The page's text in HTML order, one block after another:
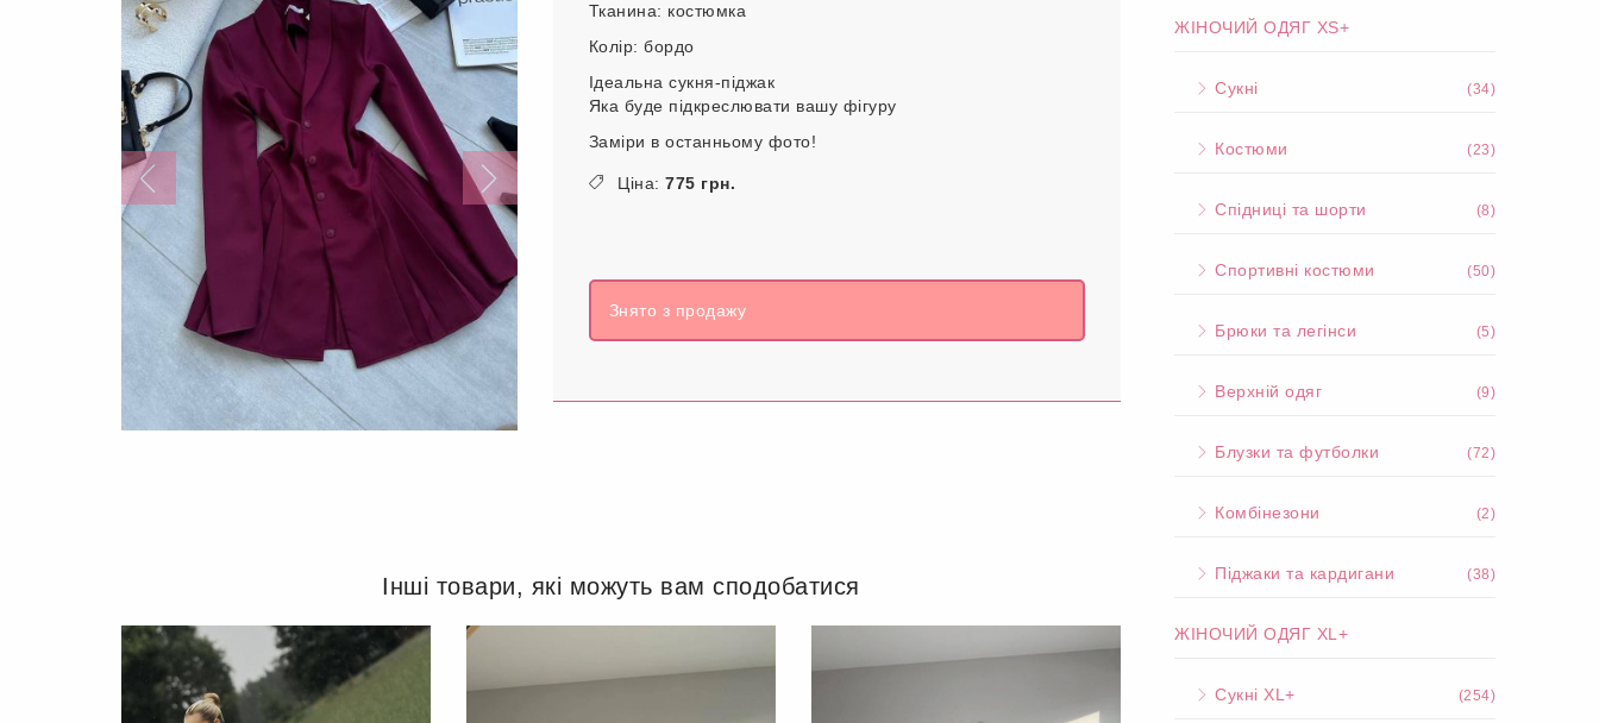
Тканина: костюмка
Колір: бордо
Ідеальна сукня-піджак
Яка буде підкреслювати вашу фігуру
Заміри в останньому фото!
Ціна: 775 грн.
Знято з продажу
Інші товари, які можуть вам сподобатися
ЖІНОЧИЙ ОДЯГ XS+
Сукні (34)
Костюми (23)
Спідниці та шорти (8)
Спортивні костюми (50)
Брюки та легінси (5)
Верхній одяг (9)
Блузки та футболки (72)
Комбінезони (2)
Піджаки та кардигани (38)
ЖІНОЧИЙ ОДЯГ XL+
Сукні XL+ (254)